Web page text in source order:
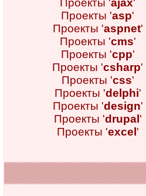
Проекты 'ajax'
Проекты 'asp'
Проекты 'aspnet'
Проекты 'cms'
Проекты 'cpp'
Проекты 'csharp'
Проекты 'css'
Проекты 'delphi'
Проекты 'design'
Проекты 'drupal '
Проекты 'excel '